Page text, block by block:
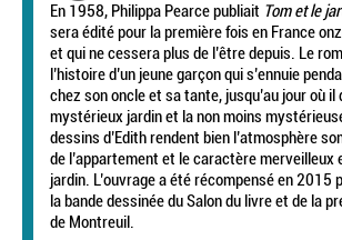
En 1958, Philippa Pearce publiait Tom et le
sera édité pour la première fois en France
et qui ne cessera plus de l’être depuis. Le
l’histoire d’un jeune garçon qui s’ennuie
chez son oncle et sa tante, jusqu’au jour où il
mystérieux jardin et la non moins
dessins d’Edith rendent bien l’atmosphère
de l’appartement et le caractère merveilleux
jardin. L’ouvrage a été récompensé en 2015
la bande dessinée du Salon du livre et de la
de Montreuil.